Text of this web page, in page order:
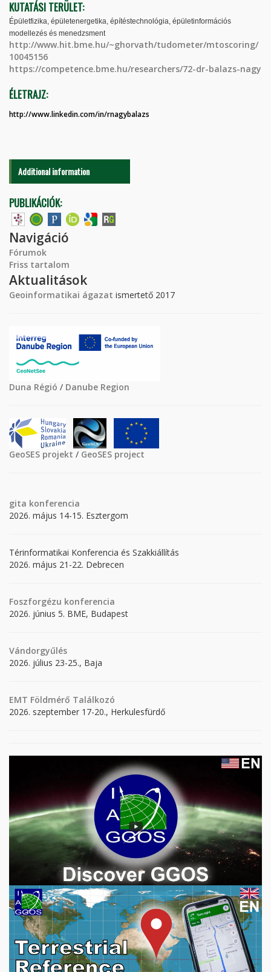
KUTATÁSI TERÜLET:
Épületfizika, épületenergetika, építéstechnológia, épületinformációs
modellezés és menedzsment
http://www.hit.bme.hu/~ghorvath/tudometer/mtoscoring/
10045156
https://competence.bme.hu/researchers/72-dr-balazs-nagy
ÉLETRAJZ:
http://www.linkedin.com/in/rnagybalazs
Additional information
PUBLIKÁCIÓK:
Navigáció
Fórumok
Friss tartalom
Aktualitások
Geoinformatikai ágazat ismertető 2017
Duna Régió / Danube Region
GeoSES projekt / GeoSES project
gita konferencia
2026. május 14-15. Esztergom
Térinformatikai Konferencia és Szakkiállítás
2026. május 21-22. Debrecen
Foszforgézu konferencia
2026. június 5. BME, Budapest
Vándorgyűlés
2026. július 23-25., Baja
EMT Földmérő Találkozó
2026. szeptember 17-20., Herkulesfürdő